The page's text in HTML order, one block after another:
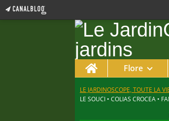
Home Flore
LE JARDINOSCOPE, TOUTE LA
LE SOUCI • COLIAS CROCEA •